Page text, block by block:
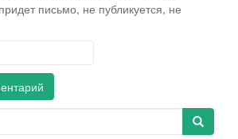
письмо, не публикуется, не